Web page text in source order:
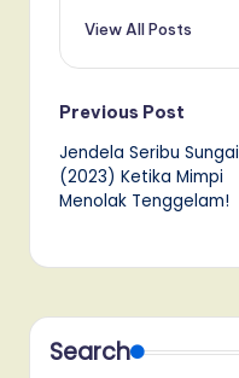
View All Posts
Post
navigation
Previous Post
Jendela Seribu Sungai
(2023) Ketika Mimpi
Menolak Tenggelam!
Search